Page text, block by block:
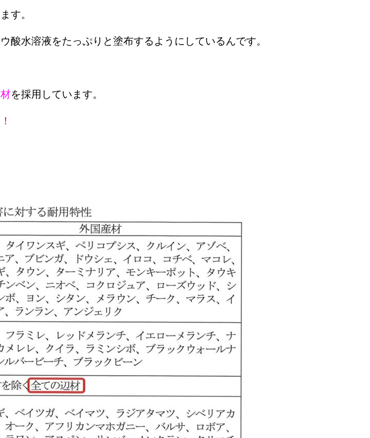
す。
酸水溶液をたっぷりと塗布するようにしているんです。
を採用しています。
！